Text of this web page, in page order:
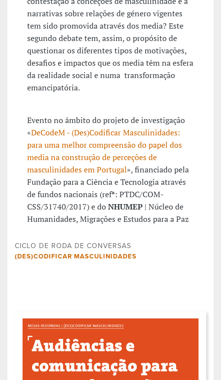
narrativas sobre relações de género vigentes
tem sido promovida através dos media? Este
segundo debate tem, assim, o propósito de
questionar os diferentes tipos de motivações,
desafios e impactos que os media têm na esfera
da realidade social e numa transformação
emancipatória.
Evento no âmbito do projeto de investigação
«DeCodeM - (Des)Codificar Masculinidades:
para uma melhor compreensão do papel dos
media na construção de perceções de
masculinidades em Portugal», financiado pela
Fundação para a Ciência e Tecnologia através
de fundos nacionais (refª: PTDC/COM-
CSS/31740/2017) e doNHUMEP | Núcleo de
Humanidades, Migrações e Estudos para a Paz
CICLO DE RODA DE CONVERSAS
(DES)CODIFICAR MASCULINIDADES